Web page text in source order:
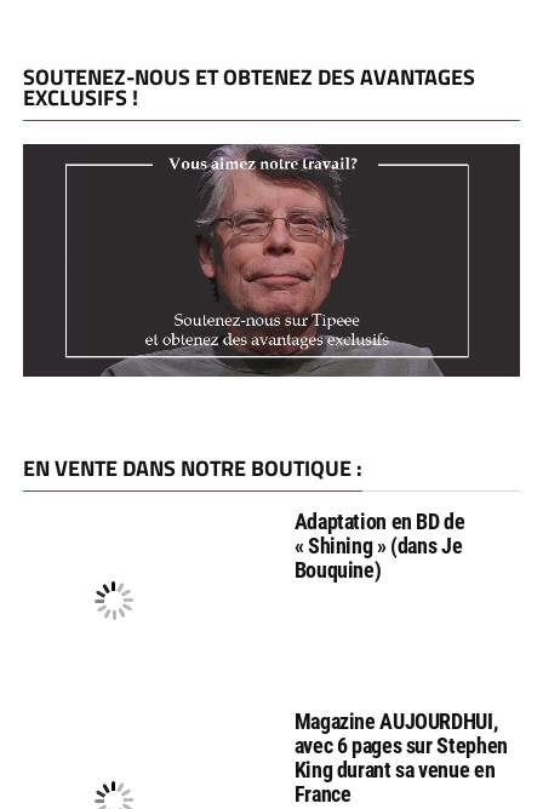
SOUTENEZ-NOUS ET OBTENEZ DES AVANTAGES
EXCLUSIFS !
EN VENTE DANS NOTRE BOUTIQUE :
Adaptation en BD de
« Shining » (dans Je
Bouquine)
Magazine AUJOURDHUI,
avec 6 pages sur Stephen
King durant sa venue en
France